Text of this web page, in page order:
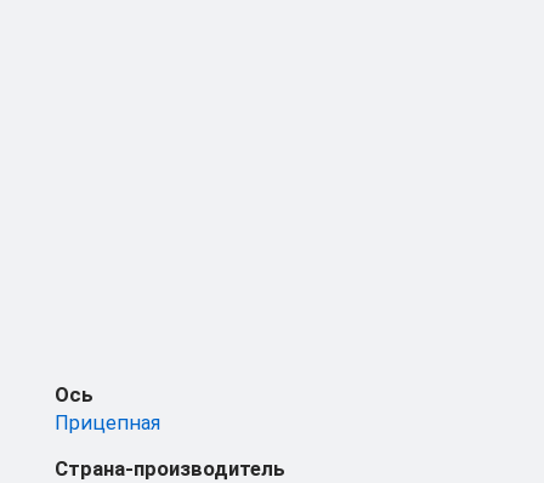
Ось
Прицепная
Страна-производитель